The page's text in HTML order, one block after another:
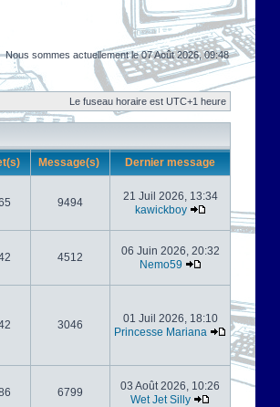
Nous sommes actuellement le 07 Août 2026, 09:48
Le fuseau horaire est UTC+1 heure
Message(s) Dernier message
9494
21 Juil 2026, 13:34
kawickboy
4512
06 Juin 2026, 20:32
Nemo59
3046
01 Juil 2026, 18:10
Princesse Mariana
6799
03 Août 2026, 10:26
Wet Jet Silly